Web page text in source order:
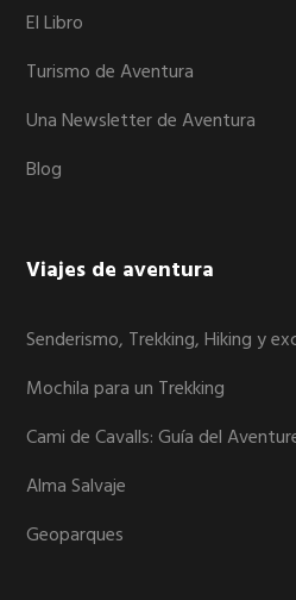
El Libro
Turismo de Aventura
Una Newsletter de Aventura
Blog
Viajes de aventura
Senderismo, Trekking, Hiking y
Mochila para un Trekking
Cami de Cavalls: Guía del
Alma Salvaje
Geoparques